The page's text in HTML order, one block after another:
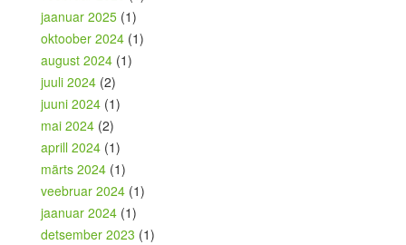
jaanuar 2025 (1)
oktoober 2024 (1)
august 2024 (1)
juuli 2024 (2)
juuni 2024 (1)
mai 2024 (2)
aprill 2024 (1)
märts 2024 (1)
veebruar 2024 (1)
jaanuar 2024 (1)
detsember 2023 (1)